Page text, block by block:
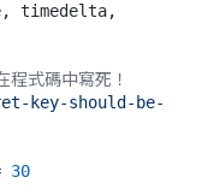
timedelta,
式碼中寫死！
key-should-be-
30